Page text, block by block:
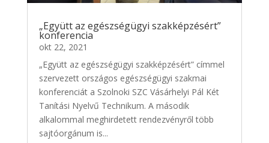
„Együtt az egészségügyi szakképzésért”
konferencia
okt 22, 2021
„Együtt az egészségügyi szakképzésért” címmel
szervezett országos egészségügyi szakmai
konferenciát a Szolnoki SZC Vásárhelyi Pál Két
Tanítási Nyelvű Technikum. A második
alkalommal meghirdetett rendezvényről több
sajtóorgánum is...